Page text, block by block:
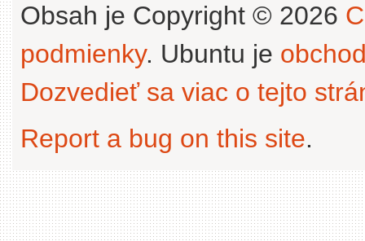
Obsah je Copyright © 2026
podmienky. Ubuntu je
Dozvedieť sa viac o tejto
Report a bug on this site.